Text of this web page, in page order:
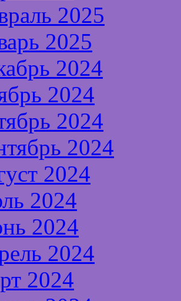
2025
2025
2024
2024
2024
2024
2024
2024
2024
2024
2024